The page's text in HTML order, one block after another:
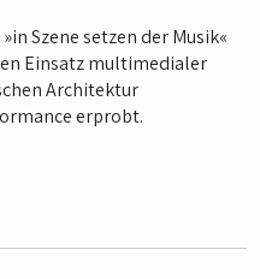
Szene setzen der Musik«
Einsatz multimedialer
Architektur
erprobt.